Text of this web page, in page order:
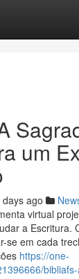
um
days ago
virtual
a Escritura.
se em cada
https://one-